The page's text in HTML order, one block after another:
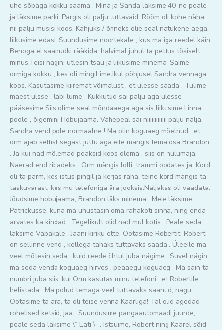
ühe sõbaga kokku saama . Mina ja Sanda läksime 40-ne peale
ja läksime parki. Pargis oli palju tuttavaid. Rõõm oli kohe näha ,
nii palju musisi koos. Kahjuks / õnneks olie seal natukene aega,
liikusime edasi. Suundusime noortekale , kus ma iga reedel käin.
Benoga ei saanudki rääkida, halvimal juhul ta pettus tõsiselt
minus.Teisi nägin, ütlesin tsau ja liikusime minema. Saime
ormiga kokku , kes oli mingil imelikul põhjusel Sandra vennaga
koos. Kasutasime kiiremat võimalust , et ülesse saada . Tulime
mäest ülsse , läbi lume . Kukkutud sai palju aga ülesse
pääsesime.Siis olime seal mõndaaega aga sis liikusime Linna
poole , õigemini Hobujaama. Vahepeal sai niiiiiiiiiiiii palju nalja.
Sandra vend pole normaalne ! Ma olin koguaeg mõelnud , et
orm ajab sellist segast juttu aga eile mängis tema osa Brandon
. Ja kui nad mõlemad peaksid koos olema , siis on hulumaja.
Naerad end ribadeks . Orm mängis lolli, trammi oodates ja. Kord
oli ta parm, kes istus pingil ja kerjas raha, teine kord mängis ta
taskuvarast, kes mu telefoniga ära jooksis.Naljakas oli vaadata.
Jõudsime hobujaama, Brandon läks minema . Meie läksime
Patrickusse, kuna ma unustasin oma rahakoti sinna, ning enda
arvates ka kindad . Tegelikult olid nad mul kotis . Peale seda
läksime Vabakale , Jaani kiriku ette. Ootasime Robertit. Robert
on sellinne vend , kellega tahaks tuttavaks saada . Üleeile ma
veel mõtesin seda , kuid reede õhtul juba nägime . Suvel nägin
ma seda venda koguaeg hirves , peaaegu koguaeg . Ma sain ta
numbri juba siis, kui Orm kasutas minu telefoni , et Robertile
helistada . Ma polud temaga veel tuttavaks saanud, nagu .
Ootasime ta ära, ta oli teise venna Kaarliga! Tal olid ägedad
rohelised ketsid, jaa . Suundusime pangaautomaadi juurde,
peale seda läksime \” Eati \”-. Istsuime, Robert ning Kaarel sõid